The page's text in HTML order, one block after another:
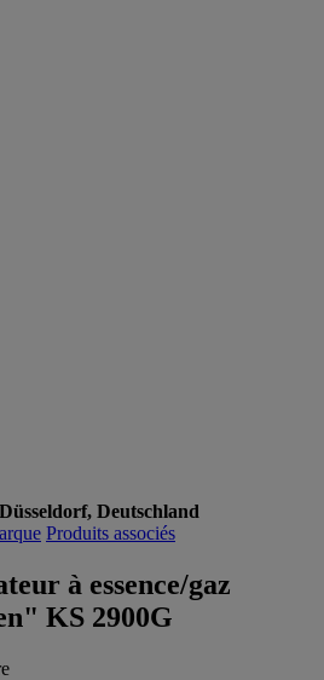
Deutschland
Produits associés
à essence/gaz
KS 2900G